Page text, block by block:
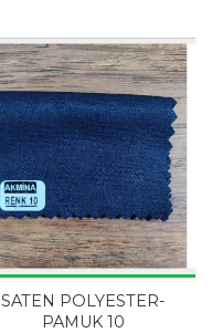
SATEN POLYESTER-
PAMUK 10